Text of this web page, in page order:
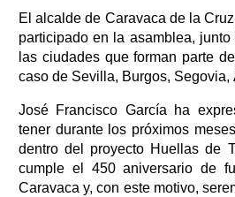
El alcalde de Caravaca de la
participado en la asamblea,
las ciudades que forman parte
caso de Sevilla, Burgos, Segovia,
José Francisco García ha
tener durante los próximos
dentro del proyecto Huellas de
cumple el 450 aniversario de
Caravaca y, con este motivo,